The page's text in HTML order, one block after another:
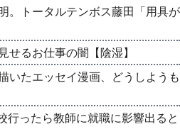
。トータルテンボス藤田「用具が
せるお仕事の闇【陰湿】
いたエッセイ漫画、どうしようも
行ったら教師に就職に影響出ると